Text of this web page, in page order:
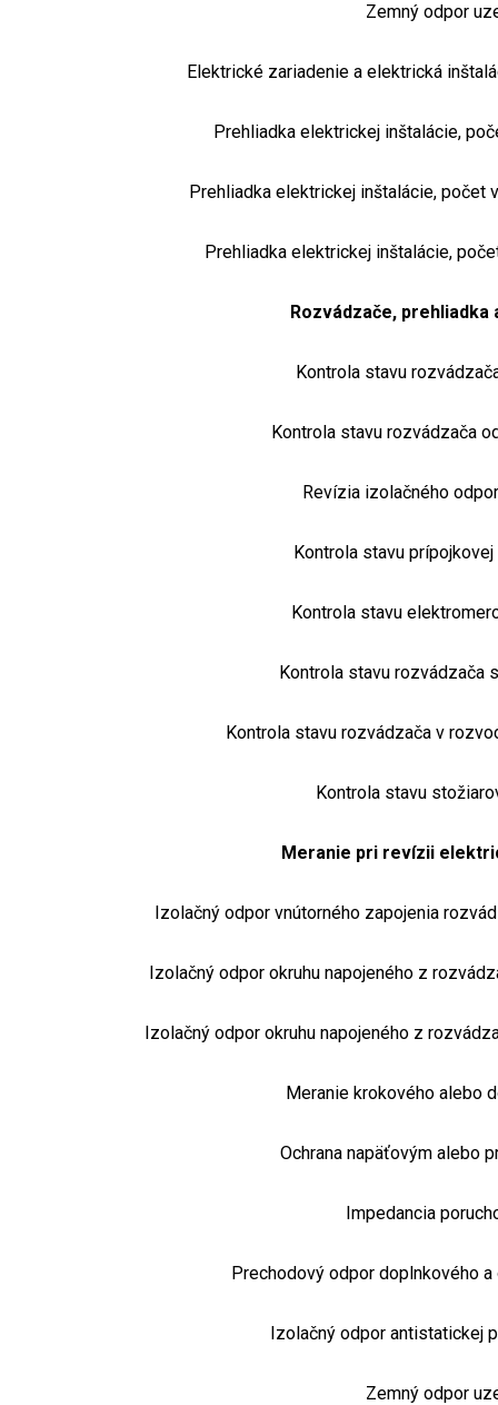
Zemný odpor
Elektrické zariadenie a elektrická
Prehliadka elektrickej inštalácie,
Prehliadka elektrickej inštalácie, počet
Prehliadka elektrickej inštalácie,
Rozvádzače,
Kontrola stavu
Kontrola stavu rozvádzača
Revízia izolačného
Kontrola stavu
Kontrola stavu
Kontrola stavu rozvádzača
Kontrola stavu rozvádzača v
Kontrola stavu
Meranie pri revízii
Izolačný odpor vnútorného zapojenia
Izolačný odpor okruhu napojeného z
Izolačný odpor okruhu napojeného z
Meranie krokového alebo
Ochrana napäťovým alebo
Impedancia
Prechodový odpor doplnkového
Izolačný odpor antistatickej
Zemný odpor